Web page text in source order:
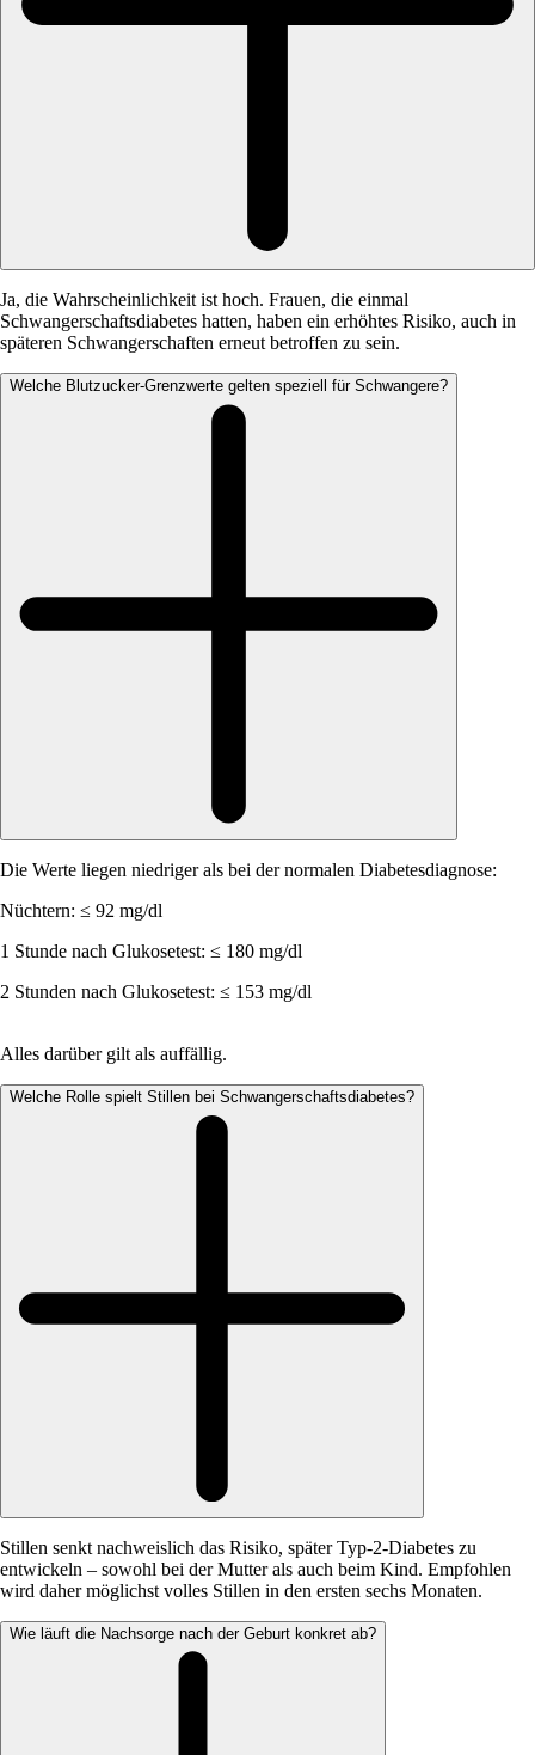
Ja, die Wahrscheinlichkeit ist hoch. Frauen, die einmal
Schwangerschaftsdiabetes hatten, haben ein erhöhtes Risiko, auch in
späteren Schwangerschaften erneut betroffen zu sein.
Welche Blutzucker-Grenzwerte gelten speziell für Schwangere?
Die Werte liegen niedriger als bei der normalen Diabetesdiagnose:
Nüchtern: ≤ 92 mg/dl
1 Stunde nach Glukosetest: ≤ 180 mg/dl
2 Stunden nach Glukosetest: ≤ 153 mg/dl
Alles darüber gilt als auffällig.
Welche Rolle spielt Stillen bei Schwangerschaftsdiabetes?
Stillen senkt nachweislich das Risiko, später Typ-2-Diabetes zu
entwickeln – sowohl bei der Mutter als auch beim Kind. Empfohlen
wird daher möglichst volles Stillen in den ersten sechs Monaten.
Wie läuft die Nachsorge nach der Geburt konkret ab?